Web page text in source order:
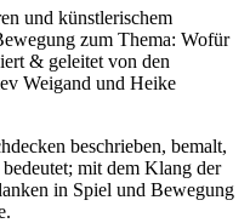
und künstlerischem
zum Thema: Wofür
& geleitet von den
Weigand und Heike
beschrieben, bemalt,
mit dem Klang der
in Spiel und Bewegung